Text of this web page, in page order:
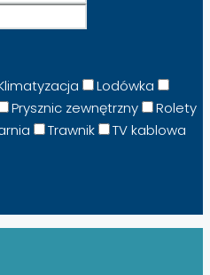
Lodówka
Prysznic zewnętrzny
Rolety
Trawnik
TV kablowa